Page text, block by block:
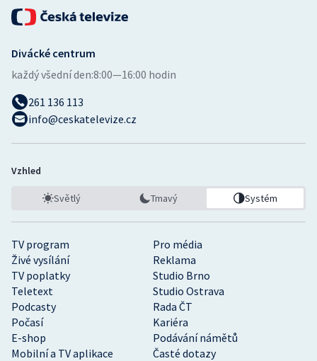
TV program
Pro média
Živé vysílání
Reklama
TV poplatky
Studio Brno
Teletext
Studio Ostrava
Podcasty
Rada ČT
Počasí
Kariéra
E-shop
Podávání námětů
Mobilní a TV aplikace
Časté dotazy
Divácké centrum
každý všední den:8:00—16:00 hodin
261 136 113
info@ceskatelevize.cz
Vzhled
Světlý Tmavý Systém